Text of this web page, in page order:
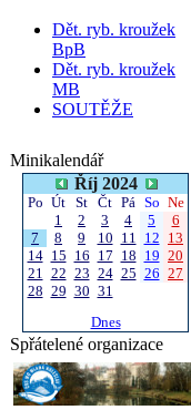
Dět. ryb. kroužek
BpB
Dět. ryb. kroužek
MB
SOUTĚŽE
Minikalendář
Říj 2024
Po Út St Čt Pá So Ne
1
2 3 4 5
6
7
8 9 10 11 12 13
14 15 16 17 18 19 20
21 22 23 24 25 26 27
28 29 30 31
Dnes
Spřátelené organizace